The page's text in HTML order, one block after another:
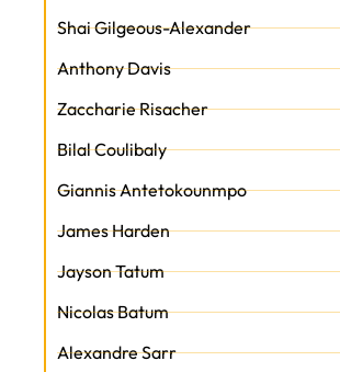
Shai Gilgeous-Alexander
Anthony Davis
Zaccharie Risacher
Bilal Coulibaly
Giannis Antetokounmpo
James Harden
Jayson Tatum
Nicolas Batum
Alexandre Sarr